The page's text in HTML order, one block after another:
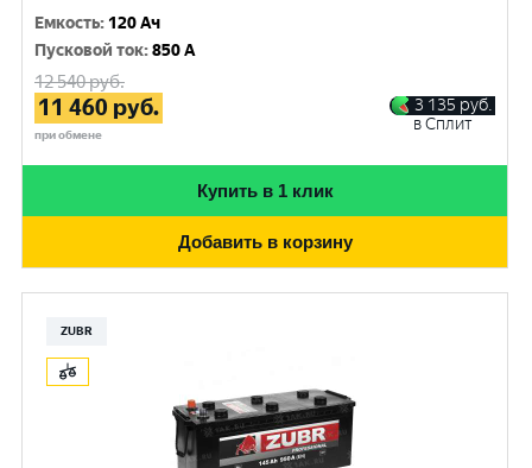
Емкость: 120 Ач
Пусковой ток:850 A
12 540руб.
11 460 руб.
при обмене
3 135 руб.
в Сплит
Купить в 1 клик
Добавить в корзину
ZUBR